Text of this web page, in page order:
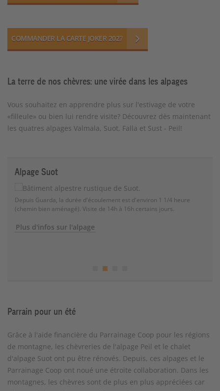
COMMANDER LA CARTE JOKER 2027
La terre de nos chèvres: une virée dans les alpages
Vous souhaitez en apprendre plus sur l'estivage de votre
«filleule» ou bien lui rendre visite? Découvrez dès maintenant
les quatres alpages Valmala, Suot, Falla et Sust - Peil!
Alpage Suot
Depuis Guarda, la durée d'écoulement est d'environ 1 1/4 heure
(chemin bien aménagé). Visite de 14h à 16h certains jours.
Plus d'infos sur l'alpage
Parrain pour un été
Grâce à l'aide financière du Parrainage Coop pour les régions
de montagne, les chèvreries de l'alpage Peil et le chalet
d'alpage Suot ont pu être rénovés. Depuis, ces alpages et le
Parrainage Coop ont noué une étroite collaboration. Dans les
montagnes, les chèvres sont de plus en plus appréciées car